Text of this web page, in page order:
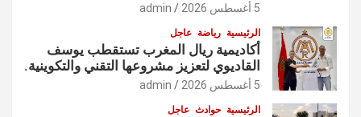
5 أغسطس 2026 admin
الرئيسية رياضة عاجل
أكاديمية ريال المغرب تستقطب يوسف
القاديوي لتعزيز مشروعها التقني والتكوينية.
5 أغسطس 2026 admin
الرئيسية حوادث عاجل